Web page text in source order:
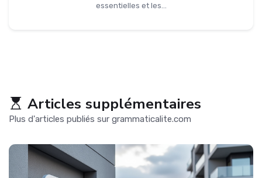
essentielles et les...
Articles supplémentaires
Plus d'articles publiés sur grammaticalite.com